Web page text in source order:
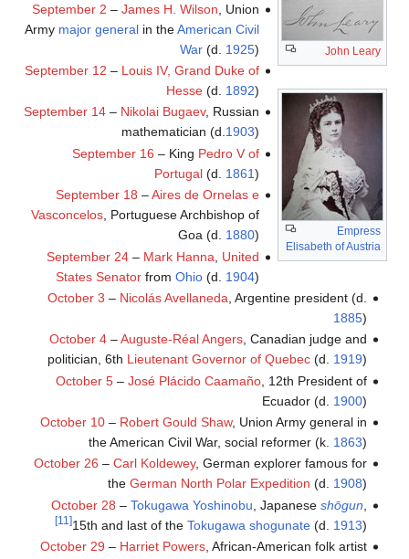
John Leary
Empress
Elisabeth of Austria
September 2 –James H. Wilson , Union
Army major general in theAmerican Civil
War (d. 1925)
September 12 – Louis IV, Grand Duke of
Hesse (d. 1892)
September 14 – Nikolai Bugaev, Russian
mathematician (d.1903)
September 16 – King Pedro V of
Portugal (d. 1861)
September 18 –Aires de Ornelas e
Vasconcelos , Portuguese Archbishop of
Goa (d. 1880)
September 24 – Mark Hanna
United
States Senator fromOhio (d. 1904)
October 3 – Nicolás Avellaneda , Argentine president (d.
1885)
October 4–Auguste-Réal Angers, Canadian judge and
politician, 6th Lieutenant Governor of Quebec(d. 1919)
October 5– José Plácido Caamaño, 12th President of
Ecuador (d. 1900)
October 10– Robert Gould Shaw, Union Army general in
the American Civil War, social reformer (k. 1863)
October 26 – Carl Koldewey, German explorer famous for
the German North Polar Expedition (d. 1908)
October 28 – Tokugawa Yoshinobu , Japanese shōgun
15th and last of the Tokugawa shogunate(d. 1913)
[11]
October 29 – Harriet Powers, African-American folk artist